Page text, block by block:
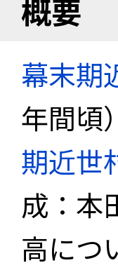
概要
幕末期
年間頃
期近世
成：本
高につ